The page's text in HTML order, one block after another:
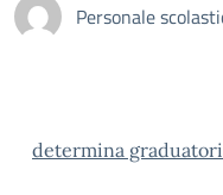
Personale
determina